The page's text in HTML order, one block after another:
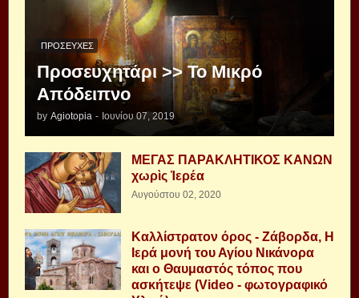
ΠΡΟΣΕΥΧΈΣ
Προσευχητάρι >> Το Μικρό
Απόδειπνο
by Agiotopia - Ιουνίου 07, 2019
ΜΕΓΑΣ ΠΑΡΑΚΛΗΤΙΚΟΣ ΚΑΝΩΝ
χωρὶς Ἱερέα
Αυγούστου 02, 2020
Καλλίστρατον όρος - Ζάβορδα, Η
Ιερά μονή του Αγίου Νικάνορα
και ο Θαυμαστός τόπος που
ασκήτεψε (Video - φωτογραφικό